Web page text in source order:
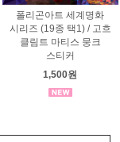
폴리곤아트 세계명화
시리즈 (19종 택1) / 고흐
클림트 마티스 뭉크
스티커
1,500원